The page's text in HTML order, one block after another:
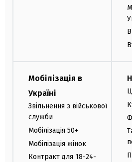
Мобілізація в
Україні
Звільнення з військової
служби
Мобілізація 50+
Мобілізація жінок
Контракт для 18-24-